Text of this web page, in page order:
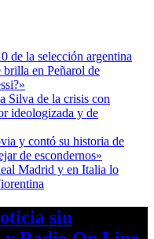
de la selección argentina
en Peñarol de
Silva de la crisis con
ideologizada y de
y contó su historia de
de escondernos»
Madrid y en Italia lo
sin